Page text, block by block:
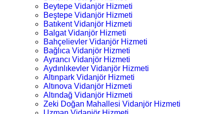
Beytepe Vidanjör Hizmeti
Beştepe Vidanjör Hizmeti
Batıkent Vidanjör Hizmeti
Balgat Vidanjör Hizmeti
Bahçelievler Vidanjör Hizmeti
Bağlıca Vidanjör Hizmeti
Ayrancı Vidanjör Hizmeti
Aydınlıkevler Vidanjör Hizmeti
Altınpark Vidanjör Hizmeti
Altınova Vidanjör Hizmeti
Altındağ Vidanjör Hizmeti
Zeki Doğan Mahallesi Vidanjör Hizmeti